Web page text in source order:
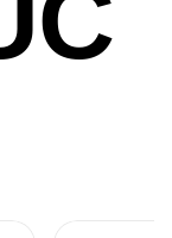
Surf Hybrid